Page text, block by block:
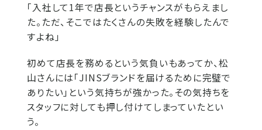
「入社して1年で店長というチャンスがもらえまし
た。ただ、そこではたくさんの失敗を経験したんで
すよね」
初めて店長を務めるという気負いもあってか、松
山さんには「JINSブランドを届けるために完璧で
ありたい」という気持ちが強かった。その気持ちを
スタッフに対しても押し付けてしまっていたとい
う。